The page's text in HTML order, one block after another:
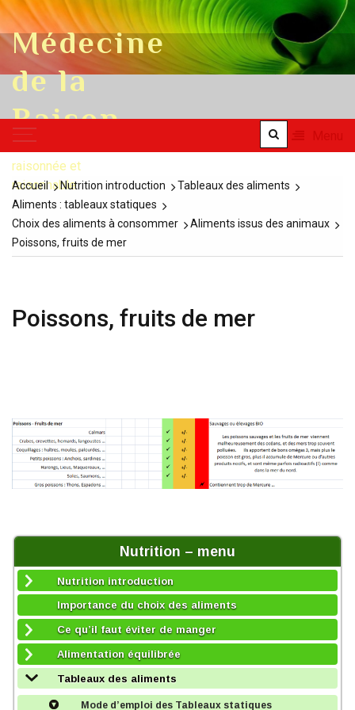
Skip to content
Médecine
de la
Raison
une médecine
raisonnée et
raisonnable
Accueil Nutrition introduction
Tableaux des aliments
Aliments : tableaux statiques
Choix des aliments à consommer
Aliments issus des animaux
Poissons, fruits de mer
Poissons, fruits de mer
Nutrition – menu
Nutrition introduction
Importance du choix des aliments
Ce qu’il faut éviter de manger
Alimentation équilibrée
Tableaux des aliments
Mode d’emploi des Tableaux statiques